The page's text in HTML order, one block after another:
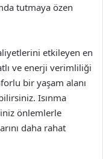
tutmaya özen
etkileyen en
ve enerji verimliliği
bir yaşam alanı
Isınma
önlemlerle
daha rahat